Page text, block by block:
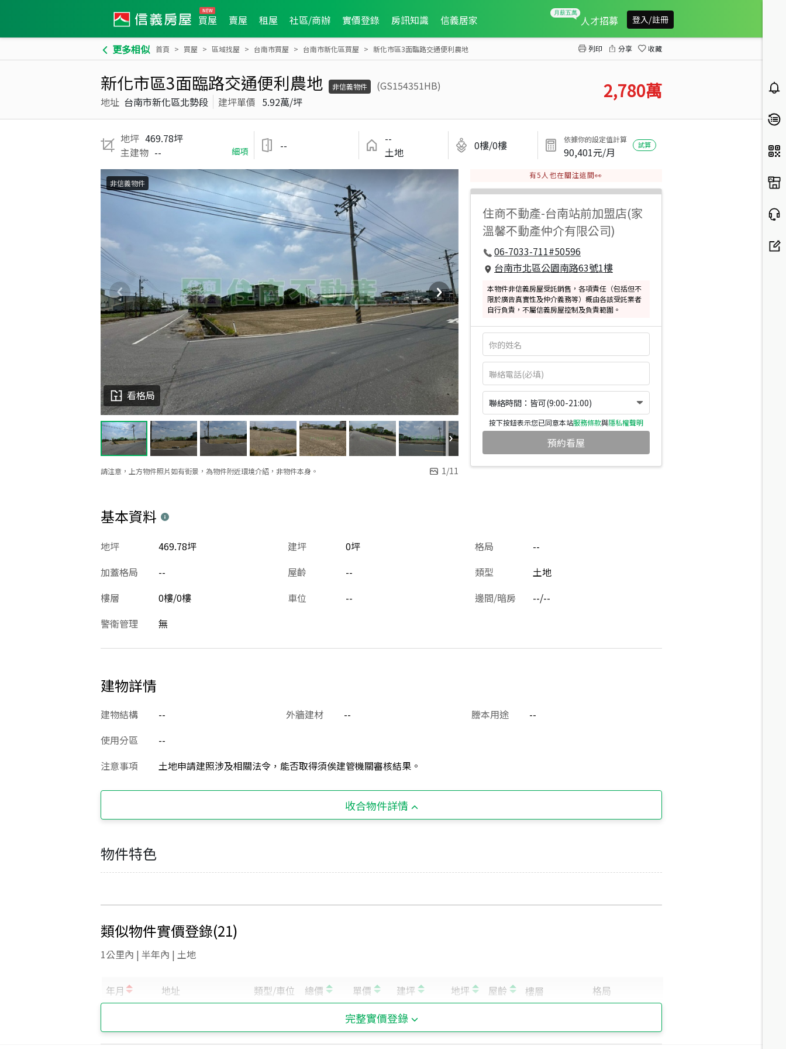
買屋 賣屋 租屋 社區/商辦 實價登錄 房訊知識 信義居家 人才招募 登入/註冊
更多相似 首頁 買屋 區域找屋 台南市買屋 台南市新化區買屋 新化市區3面臨路交通便利農地 列印 分享 收藏
新化市區3面臨路交通便利農地 非信義物件
(GS154351HB)
地址 台南市新化區北勢段 建坪單價 5.92萬/坪 2,780萬
地坪 469.78坪
主建物 -- 細項 --
--
土地
0樓/0樓 依據你的設定值計算
90,401元/月
試算
請注意，上方物件照片如有街景，為物件附近環境介紹，非物件本身。 1/11
看格局
非信義物件
有5 人也在關注這間👀
住商不動產-台南站前加盟店(家
溫馨不動產仲介有限公司)
06-7033-711#50596
台南市北區公園南路63號1樓
本物件非信義房屋受託銷售，各項責任（包括但不
限於廣告真實性及仲介義務等）概由各該受託業者
自行負責，不屬信義房屋控制及負責範圍。
聯絡時間：皆可(9:00-21:00)
按下按鈕表示您已同意本站服務條款與隱私權聲明
預約看屋
基本資料
建坪 0坪
地坪 469.78坪 格局
--
加蓋格局
-- 屋齡 -- 類型
土地
樓層
0樓/0樓 車位 -- 邊間/暗房
--/--
警衛管理
無
建物詳情
建物結構 -- 外牆建材 -- 謄本用途
--
使用分區
--
注意事項
土地申請建照涉及相關法令，能否取得須俟建管機關審核結果。
收合物件詳情
物件特色
類似物件實價登錄(21)
1公里內 | 半年內 | 土地
完整實價登錄